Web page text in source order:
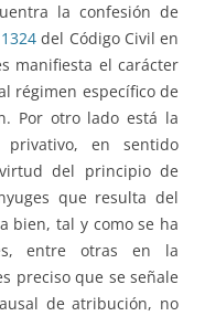
la confesión de
del Código Civil en
manifiesta el carácter
régimen específico de
Por otro lado está la
en sentido
del principio de
que resulta del
bien, tal y como se ha
entre otras en la
preciso que se señale
de atribución, no